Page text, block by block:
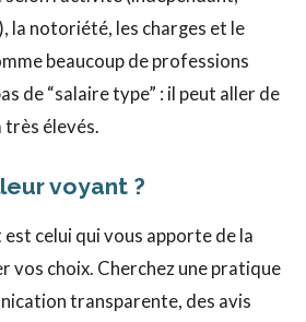
la notoriété, les charges et le
beaucoup de professions
de “salaire type” : il peut aller de
très élevés.
voyant ?
est celui qui vous apporte de la
vos choix. Cherchez une pratique
transparente, des avis